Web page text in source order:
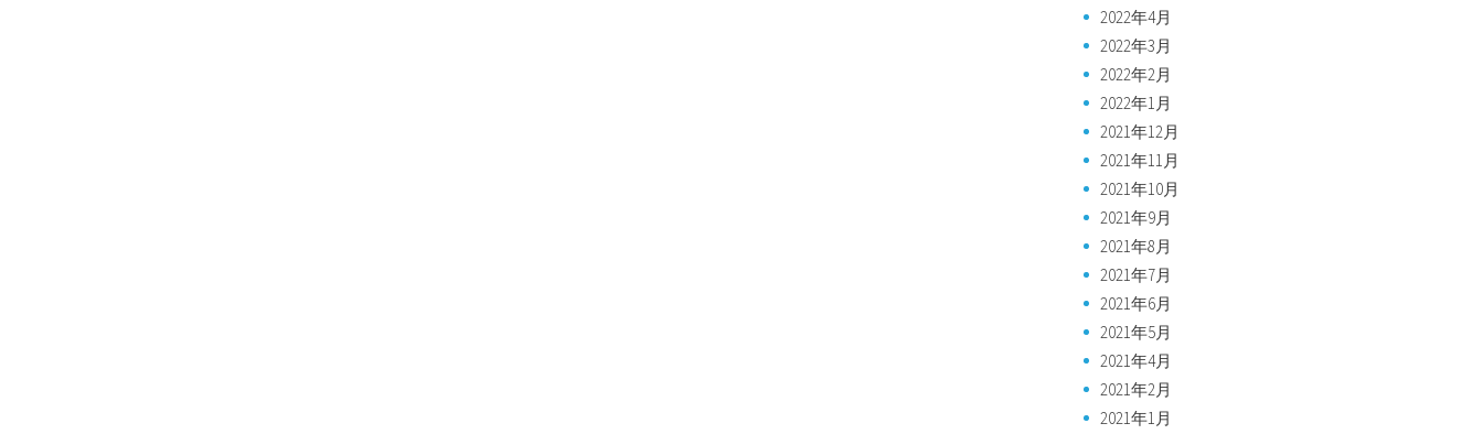
2022年4月
2022年3月
2022年2月
2022年1月
2021年12月
2021年11月
2021年10月
2021年9月
2021年8月
2021年7月
2021年6月
2021年5月
2021年4月
2021年2月
2021年1月